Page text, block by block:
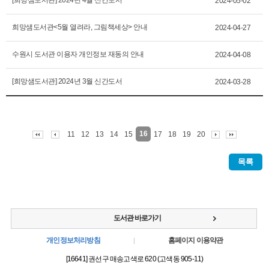
희망샘도서관<5월 열려라, 그림책세상> 안내 2024-04-27
수원시 도서관 이용자 개인정보 재동의 안내 2024-04-08
[희망샘도서관] 2024년 3월 신간도서 2024-03-28
11 12 13 14 15 16 17 18 19 20
목록
개인정보처리방침 홈페이지 이용약관
[16641] 권선구 매송고색로 620 (고색동 905-11)
도서관 바로가기